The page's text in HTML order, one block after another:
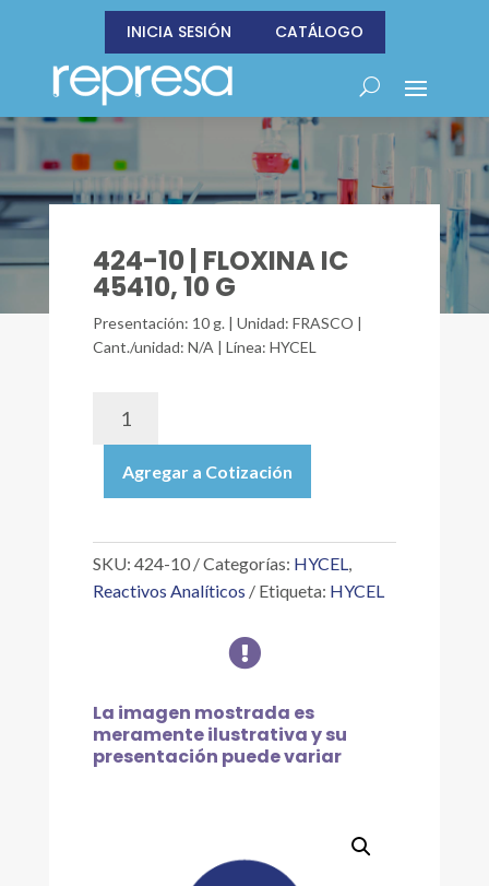
INICIA SESIÓN CATÁLOGO
424-10 | FLOXINA IC
45410, 10 G
Presentación: 10 g. | Unidad: FRASCO |
Cant./unidad: N/A | Línea: HYCEL
FLOXINA
IC
10
cantidad
Agregar a Cotización
SKU: 424-10 Categorías: HYCEL,
Reactivos Analíticos
Etiqueta: HYCEL

La imagen mostrada es
meramente ilustrativa y su
presentación puede variar